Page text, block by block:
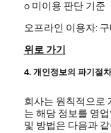
ο 미이용 판단 기준
오프라인 이용자:
위로 가기
4. 개인정보의 파기절
회사는 원칙적으로
는 해당 정보를 영
및 방법은 다음과